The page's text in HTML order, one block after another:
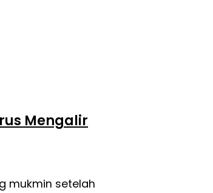
Mengalir
mukmin setelah